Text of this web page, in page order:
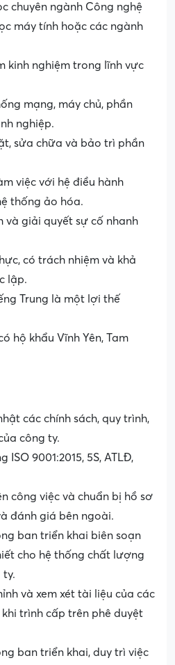
chuyên ngành Công nghệ
máy tính hoặc các ngành
kinh nghiệm trong lĩnh vực
mạng, máy chủ, phần
nghiệp.
sửa chữa và bảo trì phần
việc với hệ điều hành
thống ảo hóa.
và giải quyết sự cố nhanh
có trách nhiệm và khả
lập.
Trung là một lợi thế
hộ khẩu Vĩnh Yên, Tam
các chính sách, quy trình,
công ty.
ISO 9001:2015, 5S, ATLĐ,
công việc và chuẩn bị hồ sơ
đánh giá bên ngoài.
ban triển khai biên soạn
cho hệ thống chất lượng
ty.
và xem xét tài liệu của các
trình cấp trên phê duyệt
ban triển khai, duy trì việc